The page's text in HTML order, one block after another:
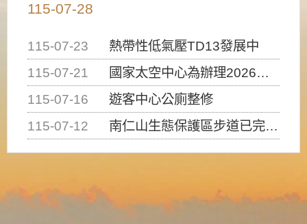
115-07-28
115-07-23
熱帶性低氣壓TD13發展中
115-07-21
國家太空中心為辦理2026台灣盃火箭競賽，陸、海、空域警戒及協調相關事宜，因颱風備案事宜
115-07-16
遊客中心公廁整修
115-07-12
南仁山生態保護區步道已完成修復，自115年7月13日（星期一）起恢復開放入園，歡迎民眾依規定申請入園....